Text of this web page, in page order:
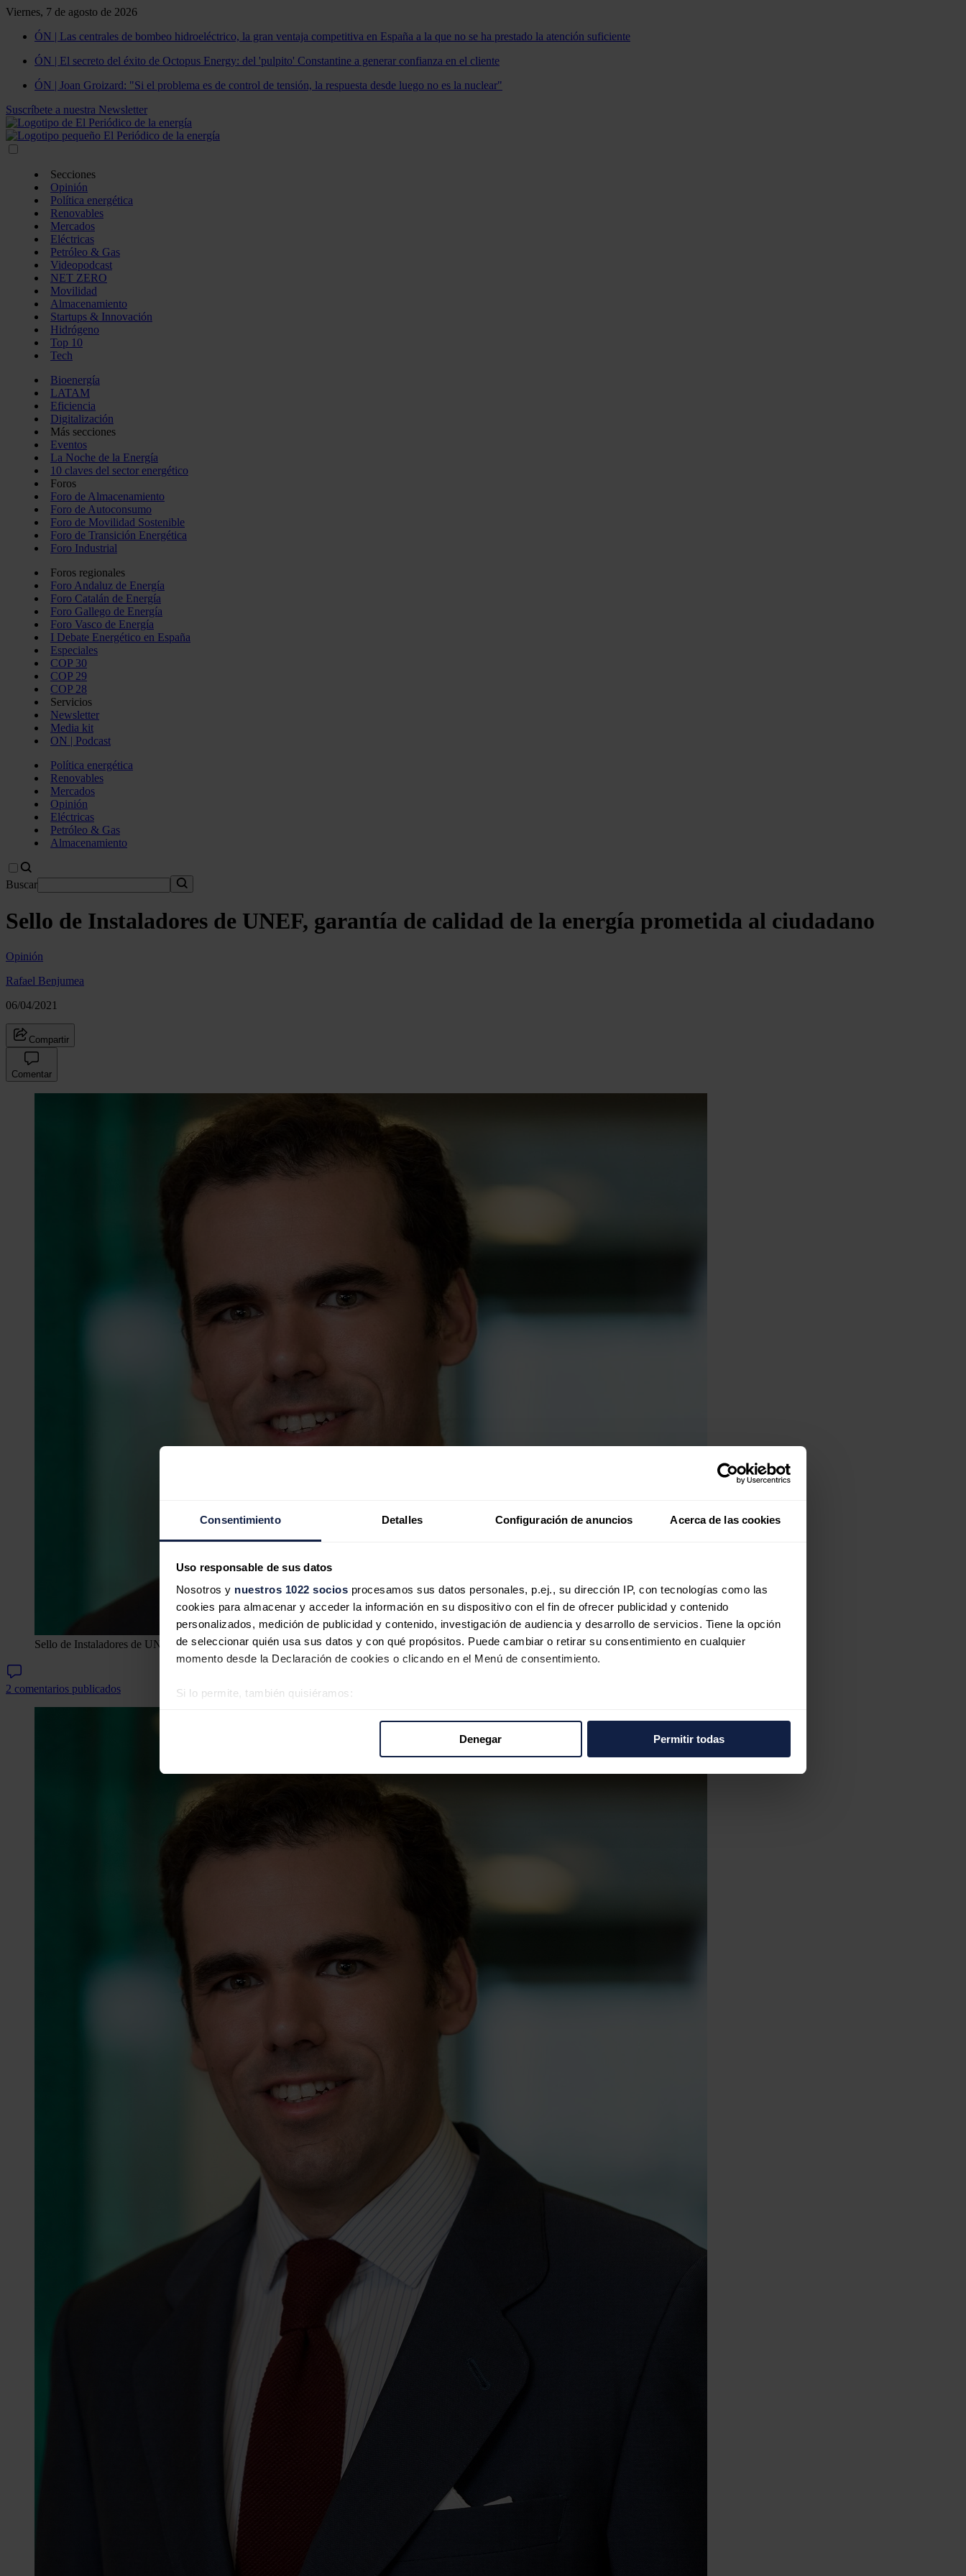
Consentimiento Detalles Configuración de anuncios Acerca de las cookies
Uso responsable de sus datos
Nosotros y nuestros 1022 socios procesamos sus datos personales, p.ej., su dirección IP, con tecnologías como las
cookies para almacenar y acceder la información en su dispositivo con el fin de ofrecer publicidad y contenido
personalizados, medición de publicidad y contenido, investigación de audiencia y desarrollo de servicios. Tiene la opción
de seleccionar quién usa sus datos y con qué propósitos. Puede cambiar o retirar su consentimiento en cualquier
momento desde la Declaración de cookies o clicando en el Menú de consentimiento.
Si lo permite, también quisiéramos:
Las cookies de este sitio web se usan para personalizar el contenido y los anuncios, ofrecer funciones de redes sociales
y analizar el tráfico. Además, compartimos información sobre el uso que haga del sitio web con nuestros partners de
redes sociales, publicidad y análisis web, quienes pueden combinarla con otra información que les haya proporcionado o
que hayan recopilado a partir del uso que haya hecho de sus servicios.
Denegar Permitir todas
Viernes, 7 de agosto de 2026
ÓN | Las centrales de bombeo hidroeléctrico, la gran ventaja competitiva en España a la que no se ha prestado la atención suficiente
ÓN | El secreto del éxito de Octopus Energy: del 'pulpito' Constantine a generar confianza en el cliente
ÓN | Joan Groizard: "Si el problema es de control de tensión, la respuesta desde luego no es la nuclear"
Suscríbete a nuestra Newsletter
Secciones
Opinión
Política energética
Renovables
Mercados
Eléctricas
Petróleo & Gas
Videopodcast
NET ZERO
Movilidad
Almacenamiento
Startups & Innovación
Hidrógeno
Top 10
Tech
Bioenergía
LATAM
Eficiencia
Digitalización
Más secciones
Eventos
La Noche de la Energía
10 claves del sector energético
Foros
Foro de Almacenamiento
Foro de Autoconsumo
Foro de Movilidad Sostenible
Foro de Transición Energética
Foro Industrial
Foros regionales
Foro Andaluz de Energía
Foro Catalán de Energía
Foro Gallego de Energía
Foro Vasco de Energía
I Debate Energético en España
Especiales
COP 30
COP 29
COP 28
Servicios
Newsletter
Media kit
ON | Podcast
Política energética
Renovables
Mercados
Opinión
Eléctricas
Petróleo & Gas
Almacenamiento
Buscar
Sello de Instaladores de UNEF, garantía de calidad de la energía prometida al ciudadano
Opinión
Rafael Benjumea
06/04/2021
Compartir
Comentar
Sello de Instaladores de UNEF, garantía de calidad de la energía prometida al ciudadano
2 comentarios publicados